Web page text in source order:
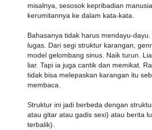
misalnya, sesosok kepribadian
kerumitannya ke dalam kata-kata.
Bahasanya tidak harus mendayu-
lugas. Dari segi struktur karangan,
model gelombang sinus. Naik turun.
liar. Tapi ia juga cantik dan memikat.
tidak bisa melepaskan karangan itu
membaca.
Struktur ini jadi berbeda dengan
atau gitar atau gadis sexi) atau berita
terbalik).